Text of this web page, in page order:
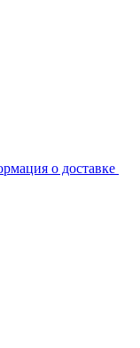
о доставке